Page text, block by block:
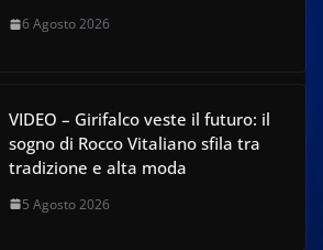
6 Agosto 2026
VIDEO – Girifalco veste il futuro: il
sogno di Rocco Vitaliano sfila tra
tradizione e alta moda
5 Agosto 2026